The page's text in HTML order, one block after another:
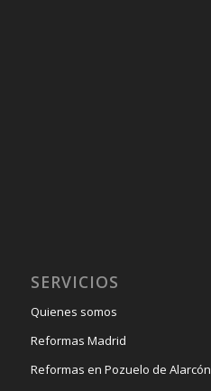
SERVICIOS
Quienes somos
Reformas Madrid
Reformas en Pozuelo de Alarcón